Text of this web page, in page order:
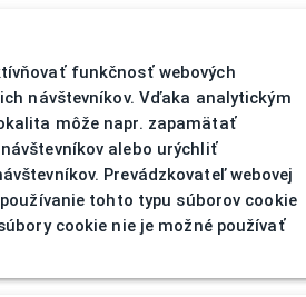
funkčnosť webových
návštevníkov. Vďaka analytickým
môže napr. zapamätať
alebo urýchliť
Prevádzkovateľ webovej
tohto typu súborov cookie
cookie nie je možné používať